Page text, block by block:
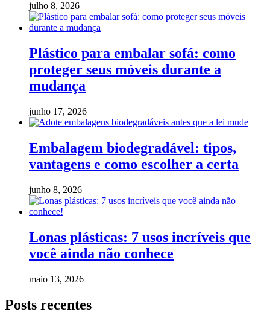
julho 8, 2026
Plástico para embalar sofá: como
proteger seus móveis durante a
mudança
junho 17, 2026
Embalagem biodegradável: tipos,
vantagens e como escolher a certa
junho 8, 2026
Lonas plásticas: 7 usos incríveis que
você ainda não conhece
maio 13, 2026
Posts recentes